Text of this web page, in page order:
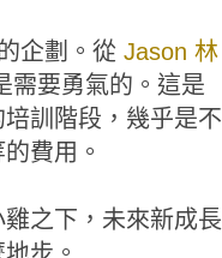
企劃。從 Jason 林
需要勇氣的。這是
訓階段，幾乎是不
費用。
之下，未來新成長